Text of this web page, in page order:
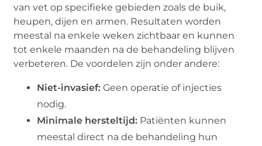
van vet op specifieke gebieden zoals de buik,
heupen, dijen en armen. Resultaten worden
meestal na enkele weken zichtbaar en kunnen
tot enkele maanden na de behandeling blijven
verbeteren. De voordelen zijn onder andere:
Niet-invasief: Geen operatie of injecties
nodig.
Minimale hersteltijd: Patiënten kunnen
meestal direct na de behandeling hun